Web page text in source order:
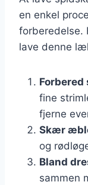
en enkel
forberedelse.
lave denne
fine
fjerne
Skær
og
Bland
sammen